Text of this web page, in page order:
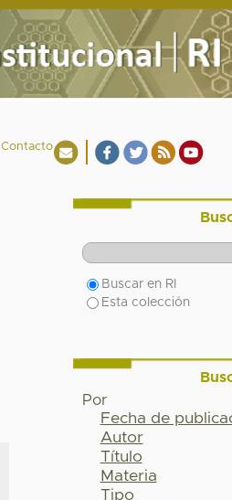
Contacto
Buscar en RI
Esta colección
Por
Fecha de
Autor
Título
Materia
Tipo